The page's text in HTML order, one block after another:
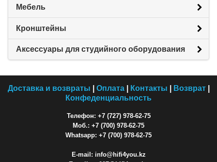
Мебель
Кронштейны
Аксессуары для студийного оборудования
Доставка и возвраты Оплата| Контакты Возврат|
Конфеденциальность
Телефон: +7 (727) 978-62-75
Моб.: +7 (700) 978-62-75
Whatsapp: +7 (700) 978-62-75
E-mail: info@hifi4you.kz